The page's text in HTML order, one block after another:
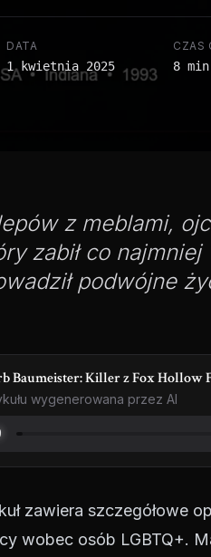
DATA
1 kwietnia 2025
CZAS
8 min
z meblami,
zabił co najmniej
podwójne
Baumeister: Killer z Fox
wygenerowana przez AI
zawiera szczegółowe
wobec osób LGBTQ+.